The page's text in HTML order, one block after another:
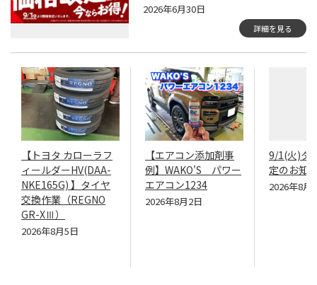
2026年6月30日
詳細を見る
【トヨタ カローラフ
ィールダーHV(DAA-
NKE165G) 】タイヤ
交換作業（REGNO
GR-XⅢ）
2026年8月5日
【エアコン添加剤事
例】WAKO'S パワー
エアコン1234
2026年8月2日
9/1(火)タ
定のお知
2026年8月